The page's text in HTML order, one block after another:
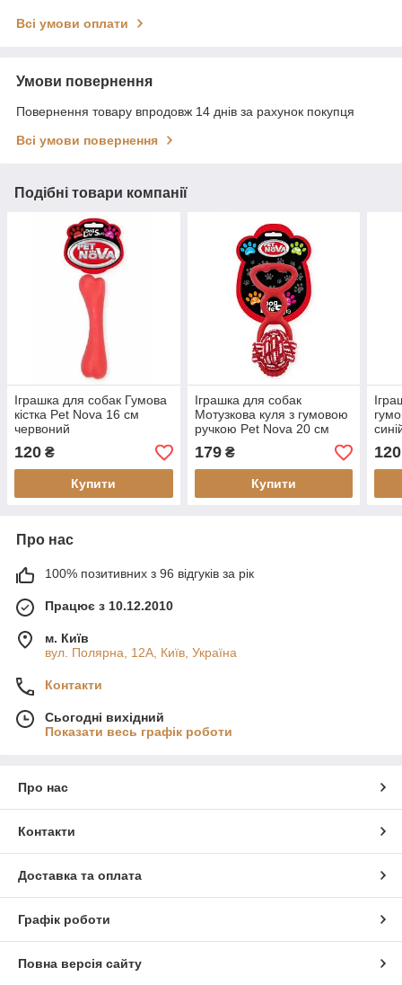
Всі умови оплати
Умови повернення
Повернення товару впродовж 14 днів за рахунок покупця
Всі умови повернення
Подібні товари компанії
Іграшка для собак Гумова
кістка Pet Nova 16 см
червоний
120 ₴
Купити
Іграшка для собак
Мотузкова куля з гумовою
ручкою Pet Nova 20 см
червоний
179₴
Купити
120
Про нас
100% позитивних з 96 відгуків за рік
Працює з 10.12.2010
м. Київ
вул. Полярна, 12А, Київ, Україна
Контакти
Сьогодні вихідний
Показати весь графік роботи
Про нас
Контакти
Доставка та оплата
Графік роботи
Повна версія сайту